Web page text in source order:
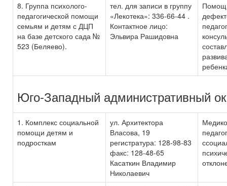
8. Группа психолого-
педагогической помощи
семьям и детям с ДЦП
на базе детского сада №
523 (Беляево).
тел. для записи в группу
«Лекотека»: 336-66-44 .
Контактное лицо:
Эльвира Рашидовна
Юго-Западный административный
1. Комплекс социальной
помощи детям и
подросткам
ул. Архитектора
Власова, 19
регистратура: 128-98-83
факс: 128-48-65
Касаткин Владимир
Николаевич